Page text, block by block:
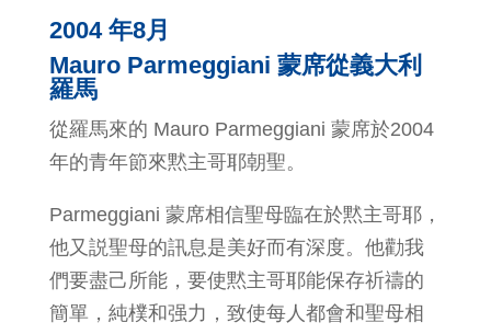
2004 年8月
Mauro Parmeggiani 蒙席從義大利
羅馬
從羅馬來的 Mauro Parmeggiani 蒙席於2004
年的青年節來黙主哥耶朝聖。
Parmeggiani 蒙席相信聖母臨在於黙主哥耶，
他又説聖母的訊息是美好而有深度。他勸我
們要盡己所能，要使黙主哥耶能保存祈禱的
簡單，純樸和强力，致使每人都會和聖母相